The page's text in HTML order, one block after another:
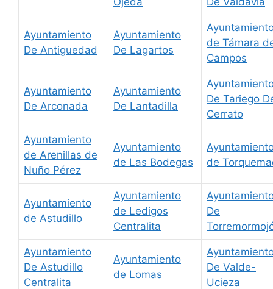
Ayuntamiento
De Antiguedad
Ayuntamiento
De Lagartos
de Támara
Campos
Ayuntamiento
De Arconada
Ayuntamiento
De Lantadilla
De Tariego
Cerrato
Ayuntamiento
de Arenillas de
Nuño Pérez
Ayuntamiento
de Las Bodegas
de
Ayuntamiento
de Astudillo
Ayuntamiento
de Ledigos
Centralita
De
Ayuntamiento
De Astudillo
Centralita
Ayuntamiento
de Lomas
De Valde-
Ucieza